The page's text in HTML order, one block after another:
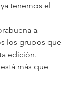
tenemos el
a
los grupos que
edición.
más que